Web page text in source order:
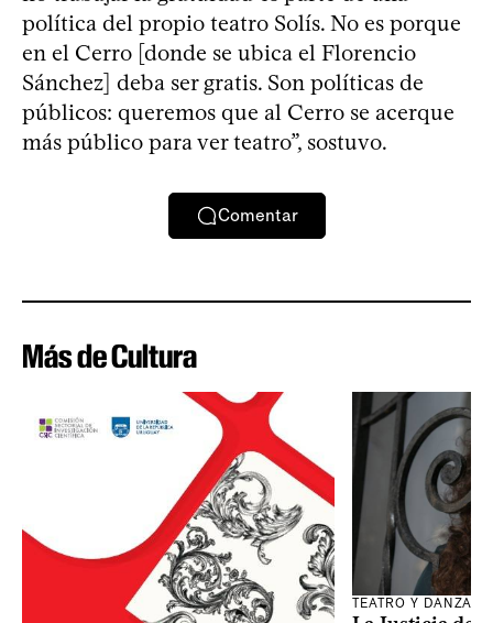
política del propio teatro Solís. No es porque
en el Cerro [donde se ubica el Florencio
Sánchez] deba ser gratis. Son políticas de
públicos: queremos que al Cerro se acerque
más público para ver teatro”, sostuvo.
Comentar
Más de Cultura
TEATRO Y DANZA